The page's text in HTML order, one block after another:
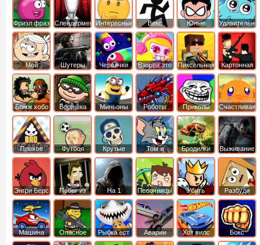
Фризл фраз Слендермен Интересные Векс
Юные
титаны
вперед
Удивительный
мир
Гамбола
Мой
шумный
дом
Шутеры Червячки Взорви это
Пиксельная
война
Картонная
башка
Бомж хобо
Воришка
боб
Миньоны
Роботы
динозавры
Приколы
Счастливая
обезьянка
Плохое
мороженое
Футбол
головами
Крутые
Том и
джерри
Бродилки
Приключения
Выживание
Энгри Берс
Побег из
тюрьмы
На 1 Песочницы
Убить
короля
Разбуди
коробку
Машина
ест
Опасное
оружие
Рыбка ест
рыбку
Аварии
машин
Хот вилс Бокс